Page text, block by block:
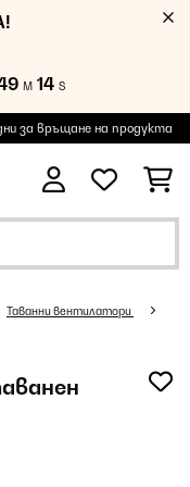
M 14 S
за връщане на продукта
Таванни вентилатори